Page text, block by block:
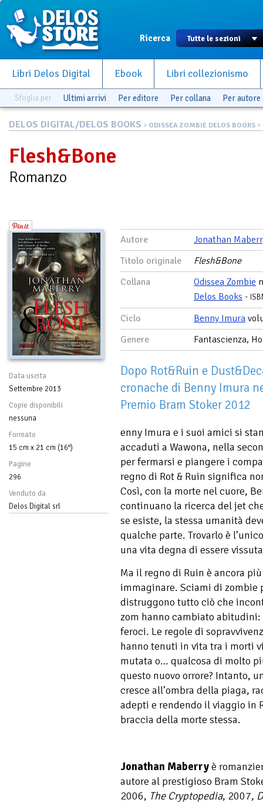
Ricerca
Libri Delos Digital Ebook Libri collezionismo
Sfoglia per Ultimi arrivi Per editore Per collana Per autore
DELOS DIGITAL/DELOS BOOKS > ODISSEA ZOMBIE DELOS BOOKS >
Flesh&Bone
Romanzo
Data uscita
Settembre 2013
Copie disponibili
nessuna
Formato
15 cm x 21 cm (16°)
Pagine
296
Venduto da
Delos Digital srl
Autore
Jonathan
Titolo originale
Flesh&Bone
Collana
Odissea Zombie
Delos Books -
Ciclo Benny Imura
Genere
Fantascienza,
Dopo Rot&Ruin e
cronache di Benny Imura
Premio Bram Stoker 2012
enny Imura e i suoi amici si
accaduti a Wawona, nella
per fermarsi e piangere i
regno di Rot & Ruin significa
Così, con la morte nel cuore,
continuano la ricerca del jet
se esiste, la stessa umanità
qualche parte. Trovarlo è
una vita degna di essere
Ma il regno di Ruin è ancora
immaginare. Sciami di zombie
distruggono tutto ciò che
zom hanno cambiato
feroci. Le regole di
hanno tenuti in vita tra i morti
mutata o… qualcosa di molto
questo nuovo orrore? Intanto,
cresce all’ombra della piaga,
adepti e rendendo il viaggio in
braccia della morte stessa.
Jonathan Maberryè
autore al prestigioso Bram
2006, The Cryptopedia, 2007,